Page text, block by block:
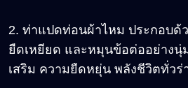
2. ท่าแปดท่อนผ้าไหม ประกอบด้
ยืดเหยียด และหมุนข้อต่ออย่างนุ่
เสริม ความยืดหยุ่น พลังชีวิตทั่วร่